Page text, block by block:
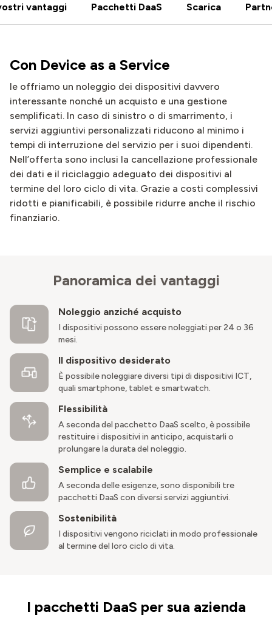
vantaggi Pacchetti DaaS Scarica
Con Device as a Service
le offriamo un noleggio dei dispositivi davvero
interessante nonché un acquisto e una gestione
semplificati. In caso di sinistro o di smarrimento, i
servizi aggiuntivi personalizzati riducono al minimo i
tempi di interruzione del servizio per i suoi dipendenti.
Nell’offerta sono inclusi la cancellazione professionale
dei dati e il riciclaggio adeguato dei dispositivi al
termine del loro ciclo di vita. Grazie a costi complessivi
ridotti e pianificabili, è possibile ridurre anche il rischio
finanziario.
Panoramica dei vantaggi
Noleggio anziché acquisto
I dispositivi possono essere noleggiati per 24 o 36
mesi.
Il dispositivo desiderato
È possibile noleggiare diversi tipi di dispositivi ICT,
quali smartphone, tablet e smartwatch.
Flessibilità
A seconda del pacchetto DaaS scelto, è possibile
restituire i dispositivi in anticipo, acquistarli o
prolungare la durata del noleggio.
Semplice e scalabile
A seconda delle esigenze, sono disponibili tre
pacchetti DaaS con diversi servizi aggiuntivi.
Sostenibilità
I dispositivi vengono riciclati in modo professionale
al termine del loro ciclo di vita.
I pacchetti DaaS per sua azienda